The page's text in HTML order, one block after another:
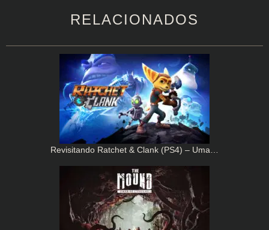
RELACIONADOS
Revisitando Ratchet & Clank (PS4) – Uma…